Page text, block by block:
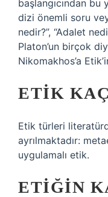
başlangıcından
dizi önemli soru
nedir?”, “Adalet
Platon’un birçok
Nikomakhos’a
ETIK
Etik türleri
ayrılmaktadır:
uygulamalı etik.
ETIĞIN